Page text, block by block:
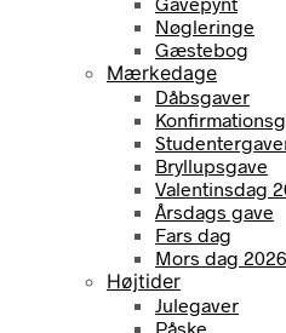
Nøgleringe
Gæstebog
Mærkedage
Dåbsgaver
Bryllupsgave
Valentinsdag
Årsdags gave
Fars dag
Mors dag 2026
Højtider
Julegaver
Påske